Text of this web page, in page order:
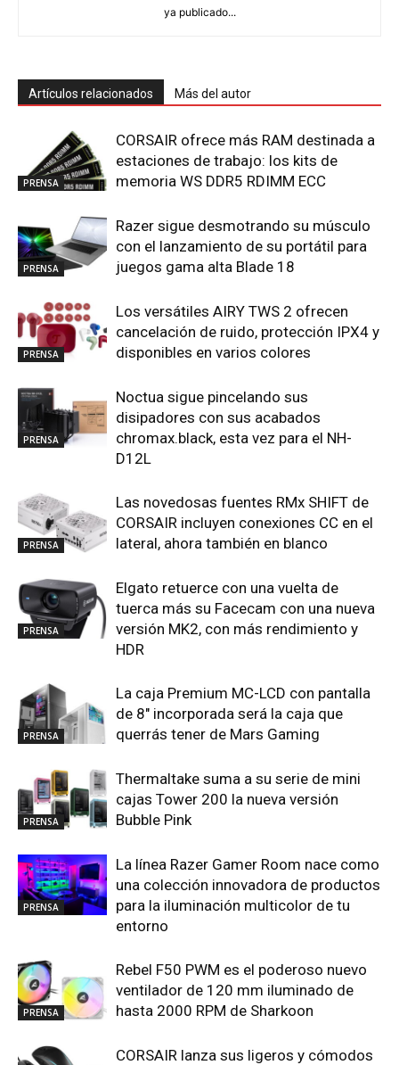
ya publicado...
Artículos relacionados Más del autor
PRENSA
CORSAIR ofrece más RAM destinada a
estaciones de trabajo: los kits de
memoria WS DDR5 RDIMM ECC
PRENSA
Razer sigue desmotrando su músculo
con el lanzamiento de su portátil para
juegos gama alta Blade 18
PRENSA
Los versátiles AIRY TWS 2 ofrecen
cancelación de ruido, protección IPX4 y
disponibles en varios colores
PRENSA
Noctua sigue pincelando sus
disipadores con sus acabados
chromax.black, esta vez para el NH-
D12L
PRENSA
Las novedosas fuentes RMx SHIFT de
CORSAIR incluyen conexiones CC en el
lateral, ahora también en blanco
PRENSA
Elgato retuerce con una vuelta de
tuerca más su Facecam con una nueva
versión MK2, con más rendimiento y
HDR
PRENSA
La caja Premium MC-LCD con pantalla
de 8″ incorporada será la caja que
querrás tener de Mars Gaming
PRENSA
Thermaltake suma a su serie de mini
cajas Tower 200 la nueva versión
Bubble Pink
PRENSA
La línea Razer Gamer Room nace como
una colección innovadora de productos
para la iluminación multicolor de tu
entorno
PRENSA
Rebel F50 PWM es el poderoso nuevo
ventilador de 120 mm iluminado de
hasta 2000 RPM de Sharkoon
CORSAIR lanza sus ligeros y cómodos